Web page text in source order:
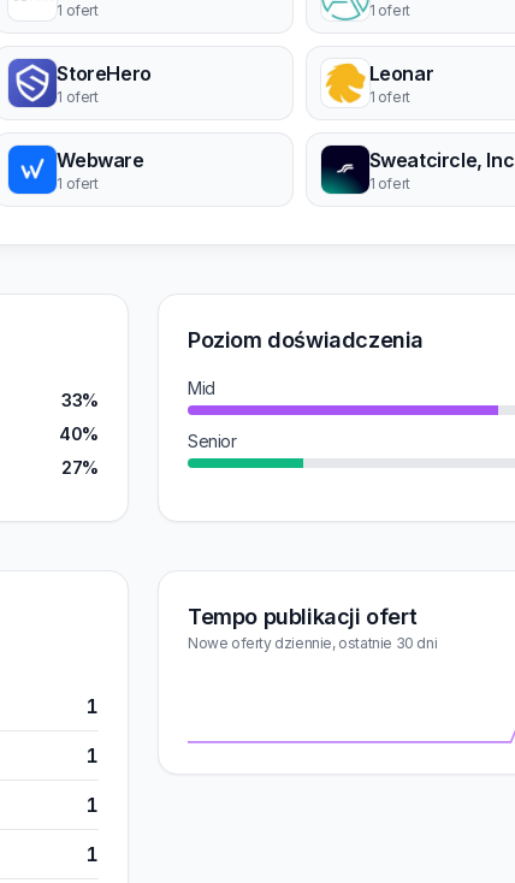
1 ofert 1 ofert
StoreHero
1 ofert
Leonar
1 ofert
Webware
1 ofert
Sweatcircle, Inc
1 ofert
33%
40%
27%
Poziom doświadczenia
Mid
Senior
1
1
1
1
Tempo publikacji ofert
Nowe oferty dziennie, ostatnie 30 dni